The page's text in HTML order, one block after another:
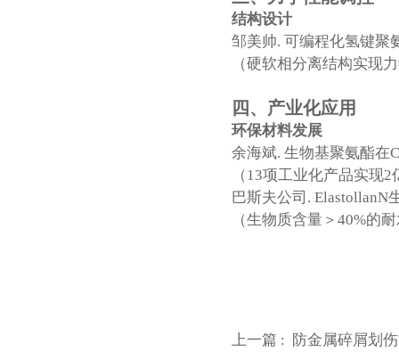
结构设计
邹美帅. 可编程化氢键聚
（硬软相分离结构实现
四、产业化应用
环保材料发展
余海斌. 生物基聚氨酯在
（13项工业化产品实现
巴斯夫公司. ElastollanN
（生物质含量＞40%的
上一篇 : 防金属碎屑划